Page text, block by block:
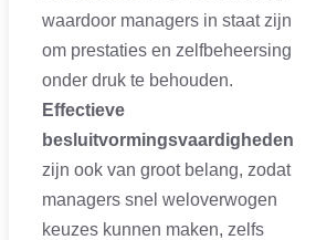
waardoor managers in staat zijn
om prestaties en zelfbeheersing
onder druk te behouden.
Effectieve
besluitvormingsvaardigheden
zijn ook van groot belang, zodat
managers snel weloverwogen
keuzes kunnen maken, zelfs